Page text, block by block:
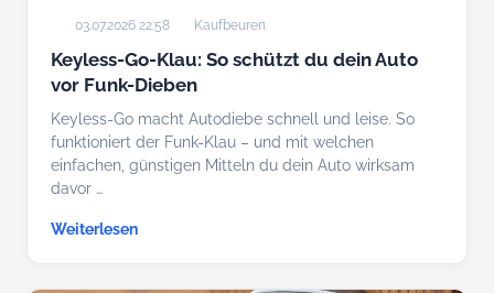
03.07.2026 22:58 Kaufbeuren
Keyless-Go-Klau: So schützt du dein Auto
vor Funk-Dieben
Keyless-Go macht Autodiebe schnell und leise. So
funktioniert der Funk-Klau – und mit welchen
einfachen, günstigen Mitteln du dein Auto wirksam
davor …
Weiterlesen